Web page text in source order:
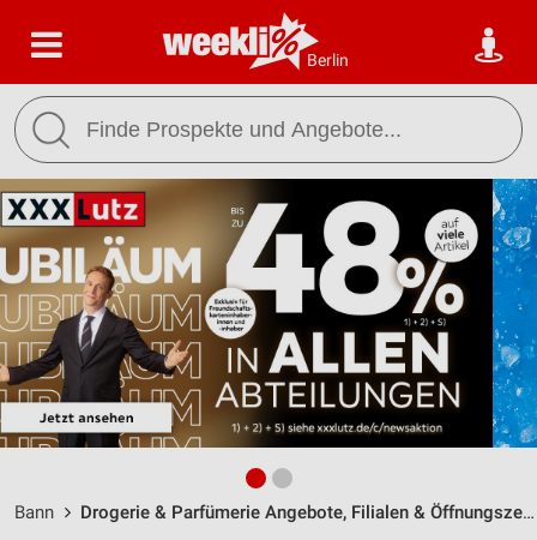
Berlin
Bann Drogerie & Parfümerie Angebote, Filialen & Öffnungszeiten